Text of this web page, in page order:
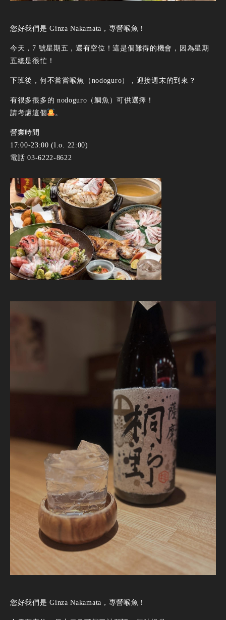
您好我們是 Ginza Nakamata，專營喉魚！
今天，7 號星期五，還有空位！這是個難得的機會，因為星期
五總是很忙！
下班後，何不嘗嘗喉魚（nodoguro），迎接週末的到來？
有很多很多的 nodoguro（鯛魚）可供選擇！
請考慮這個
。
營業時間
17:00-23:00 (l.o. 22:00)
電話 03-6222-8622
您好我們是 Ginza Nakamata，專營喉魚！